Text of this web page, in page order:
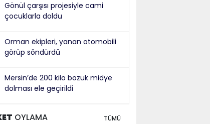
Gönül çarşısı projesiyle cami
çocuklarla doldu
Orman ekipleri, yanan otomobili
görüp söndürdü
Mersin’de 200 kilo bozuk midye
dolması ele geçirildi
OYLAMA TÜMÜ